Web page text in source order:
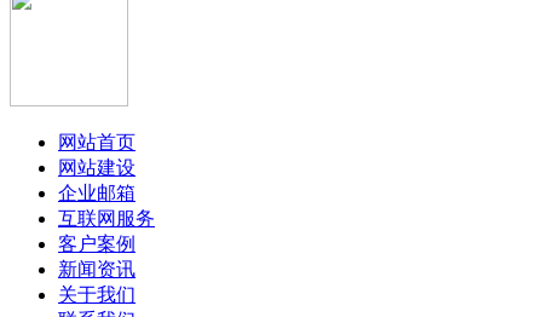
网站首页
网站建设
企业邮箱
互联网服务
客户案例
新闻资讯
关于我们